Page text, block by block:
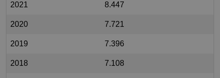
2021 8.447
2020 7.721
2019 7.396
2018 7.108